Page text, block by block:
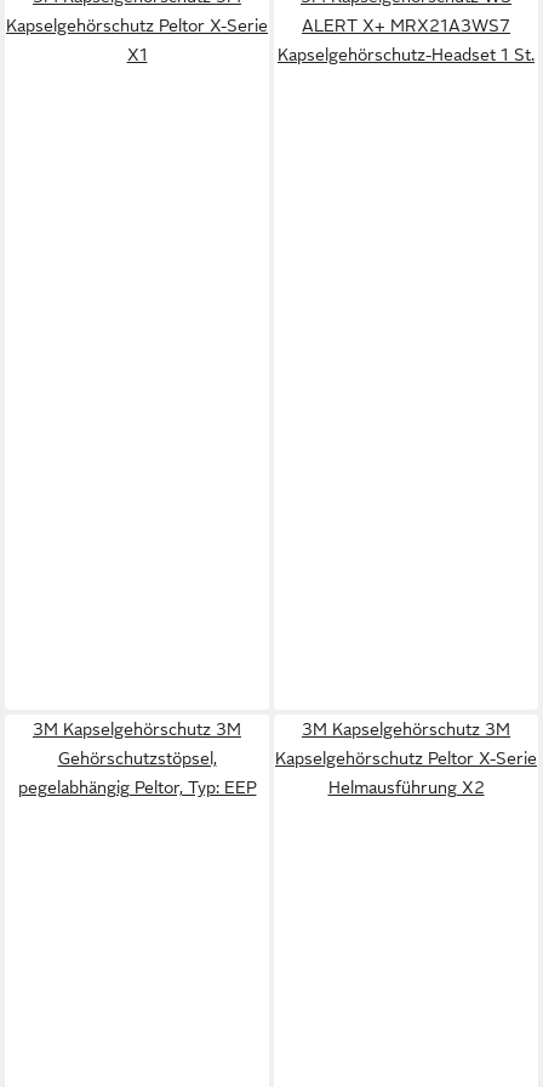
Kapselgehörschutz Peltor X-Serie
X1
ALERT X+ MRX21A3WS7
Kapselgehörschutz-Headset 1 St.
3M Kapselgehörschutz 3M
Gehörschutzstöpsel,
pegelabhängig Peltor, Typ: EEP
3M Kapselgehörschutz 3M
Kapselgehörschutz Peltor X-Serie
Helmausführung X2